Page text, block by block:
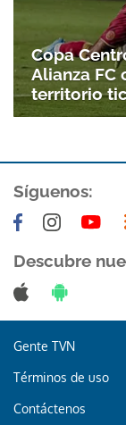
Copa
Alianza FC
territorio
Síguenos:
Descubre
Gente TVN
Términos de uso
Contáctenos